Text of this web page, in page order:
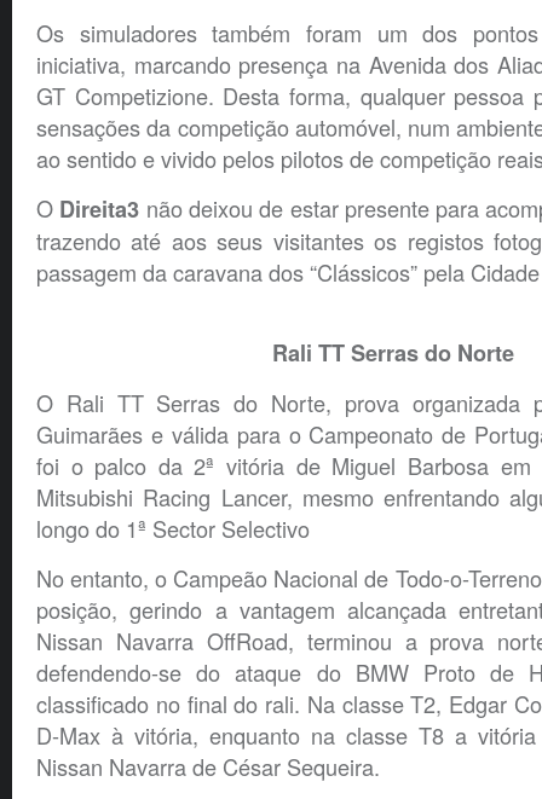
Os simuladores também foram um dos
iniciativa, marcando presença na Avenida dos
GT Competizione. Desta forma, qualquer pessoa
sensações da competição automóvel, num
ao sentido e vivido pelos pilotos de competição
O Direita3 não deixou de estar presente para
trazendo até aos seus visitantes os registos
passagem da caravana dos “Clássicos” pela
Rali TT Serras do Norte
O Rali TT Serras do Norte, prova organizada
Guimarães e válida para o Campeonato de
foi o palco da 2ª vitória de Miguel Barbosa
Mitsubishi Racing Lancer, mesmo enfrentando
longo do 1ª Sector Selectivo
No entanto, o Campeão Nacional de Todo-o-
posição, gerindo a vantagem alcançada
Nissan Navarra OffRoad, terminou a prova
defendendo-se do ataque do BMW Proto de
classificado no final do rali. Na classe T2, Edgar
D-Max à vitória, enquanto na classe T8 a
Nissan Navarra de César Sequeira.